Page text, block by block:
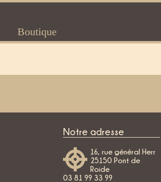
Boutique
Notre adresse
16, rue général Herr
25150 Pont de
Roide
03 81 99 33 99